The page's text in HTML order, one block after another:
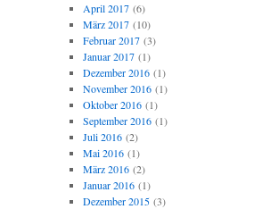
April 2017(6)
März 2017(10)
Februar 2017(3)
Januar 2017(1)
Dezember 2016(1)
November 2016(1)
Oktober 2016(1)
September 2016(1)
Juli 2016(2)
Mai 2016(1)
März 2016(2)
Januar 2016(1)
Dezember 2015(3)